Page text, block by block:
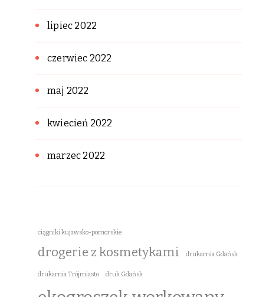
lipiec 2022
czerwiec 2022
maj 2022
kwiecień 2022
marzec 2022
ciągniki kujawsko-pomorskie
drogerie z kosmetykami drukarnia Gdańsk
drukarnia Trójmiasto druk Gdańsk